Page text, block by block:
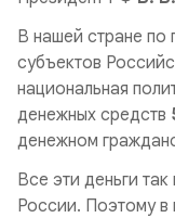
В нашей стране по
субъектов
национальная
денежных средств
денежном
Все эти деньги
России. Поэтому в